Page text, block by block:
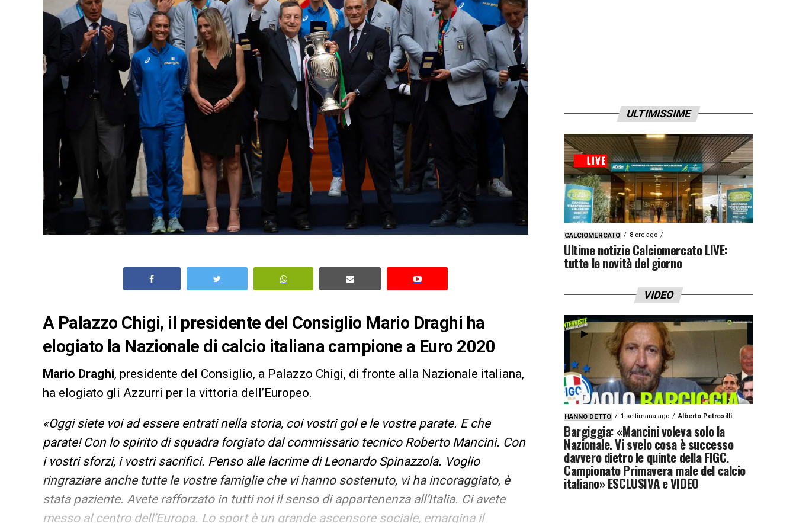
A Palazzo Chigi, il presidente del Consiglio Mario Draghi ha
elogiato la Nazionale di calcio italiana campione a Euro 2020
Mario Draghi, presidente del Consiglio, a Palazzo Chigi, di fronte alla Nazionale italiana,
ha elogiato gli Azzurri per la vittoria dell’Europeo.
«Oggi siete voi ad essere entrati nella storia, coi vostri gol e le vostre parate. E che
parate! Con lo spirito di squadra forgiato dal commissario tecnico Roberto Mancini. Con
i vostri sforzi, i vostri sacrifici. Penso alle lacrime di Leonardo Spinazzola. Voglio
ringraziare anche tutte le vostre famiglie che vi hanno sostenuto, vi ha incoraggiato, è
stata paziente. Avete rafforzato in tutti noi il senso di appartenenza all’Italia. Ci avete
messo al centro dell’Europa. Lo sport è un grande ascensore sociale, emargina il
ULTIMISSIME
CALCIOMERCATO 8 ore ago
Ultime notizie Calciomercato LIVE:
tutte le novità del giorno
VIDEO
HANNO DETTO 1 settimana ago Alberto Petrosilli
Bargiggia: «Mancini voleva solo la
Nazionale. Vi svelo cosa è successo
davvero dietro le quinte della FIGC.
Campionato Primavera male del calcio
italiano» ESCLUSIVA e VIDEO